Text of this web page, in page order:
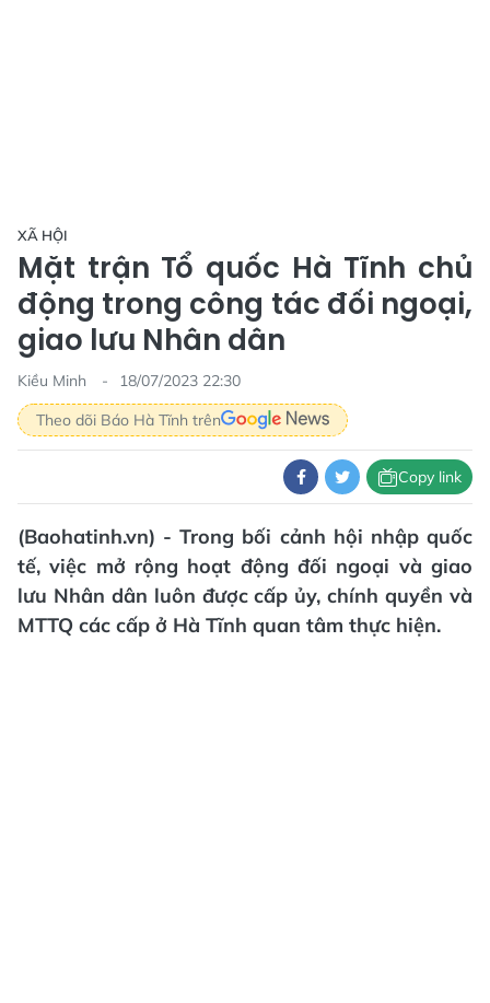
XÃ HỘI
Mặt trận Tổ quốc Hà Tĩnh chủ
động trong công tác đối ngoại,
giao lưu Nhân dân
Kiều Minh
18/07/2023 22:30
Theo dõi Báo Hà Tĩnh trên
Copy link
(Baohatinh.vn) - Trong bối cảnh hội nhập quốc
tế, việc mở rộng hoạt động đối ngoại và giao
lưu Nhân dân luôn được cấp ủy, chính quyền và
MTTQ các cấp ở Hà Tĩnh quan tâm thực hiện.